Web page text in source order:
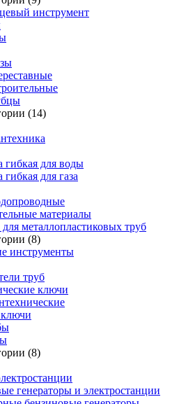
инструмент
(14)
гибкая для воды
для газа
материалы
металлопластиковых труб
(8)
инструменты
труб
ключи
(8)
генераторы и электростанции